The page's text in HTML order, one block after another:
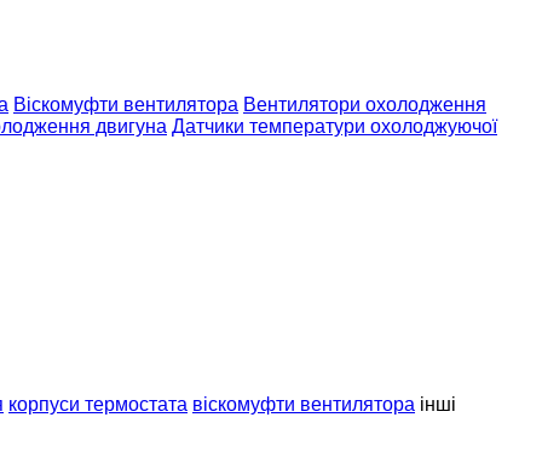
Віскомуфти вентилятора Вентилятори охолодження
двигуна Датчики температури охолоджуючої
корпуси термостата віскомуфти вентилятора інші